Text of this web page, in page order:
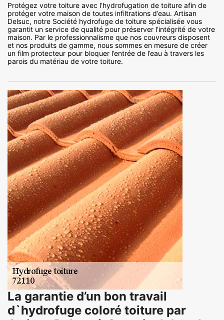
Protégez votre toiture avec l’hydrofugation de toiture afin de
protéger votre maison de toutes infiltrations d’eau. Artisan
Delsuc, notre Société hydrofuge de toiture spécialisée vous
garantit un service de qualité pour préserver l’intégrité de votre
maison. Par le professionnalisme que nos couvreurs disposent
et nos produits de gamme, nous sommes en mesure de créer
un film protecteur pour bloquer l’entrée de l’eau à travers les
parois du matériau de votre toiture.
La garantie d’un bon travail
d`hydrofuge coloré toiture par